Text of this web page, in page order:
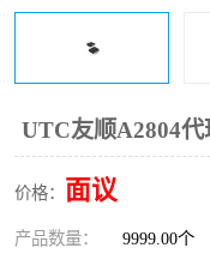
UTC友顺A2804代
价格： 面议
产品数量： 9999.00个
FT61F021